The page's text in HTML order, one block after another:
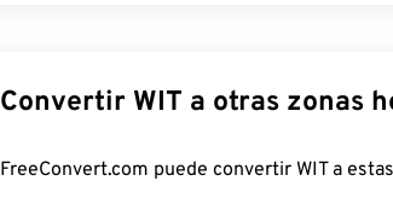
Convertir WIT a otras zonas
FreeConvert.com puede convertir WIT a